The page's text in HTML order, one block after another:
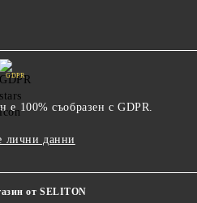
GDPR
е 100% съобразен с GDPR.
лични данни
от SELITON